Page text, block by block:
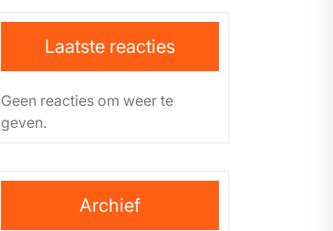
Laatste reacties
Geen reacties om weer te
geven.
Archief